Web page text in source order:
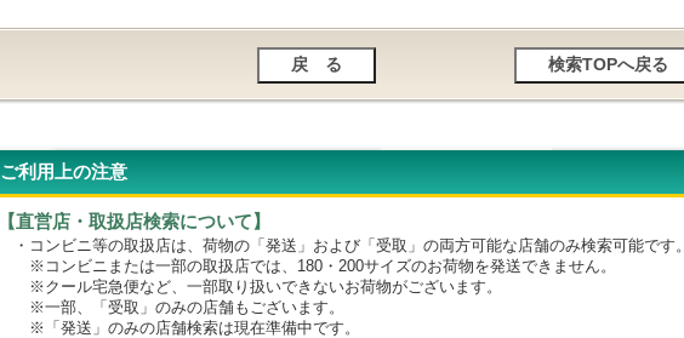
ご利用上の注意
【直営店・取扱店検索について】
・コンビニ等の取扱店は、荷物の「発送」および「受取」の両方可能な店舗のみ検索可能です。
※コンビニまたは一部の取扱店では、180・200サイズのお荷物を発送できません。
※クール宅急便など、一部取り扱いできないお荷物がございます。
※一部、「受取」のみの店舗もございます。
※「発送」のみの店舗検索は現在準備中です。